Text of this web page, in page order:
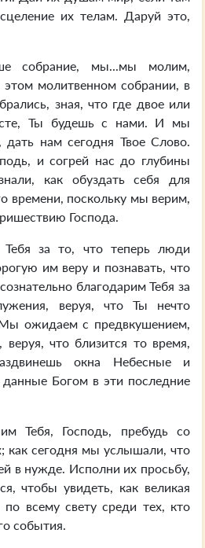
их телам. Даруй это,
собрание, мы...мы молим,
этом молитвенном собрании, в
зная, что где двое или
Ты будешь с нами. И мы
дать нам сегодня Твое Слово.
и согрей нас до глубины
как обуздать себя для
времени, поскольку мы верим,
Господа.
за то, что теперь люди
им веру и познавать, что
благодарим Тебя за
веруя, что Ты нечто
ожидаем с предвкушением,
веруя, что близится то время,
окна Небесные и
данные Богом в эти последние
Тебя, Господь, пребудь со
как сегодня мы услышали, что
в нужде. Исполни их просьбу,
чтобы увидеть, как великая
всему свету среди тех, кто
события.